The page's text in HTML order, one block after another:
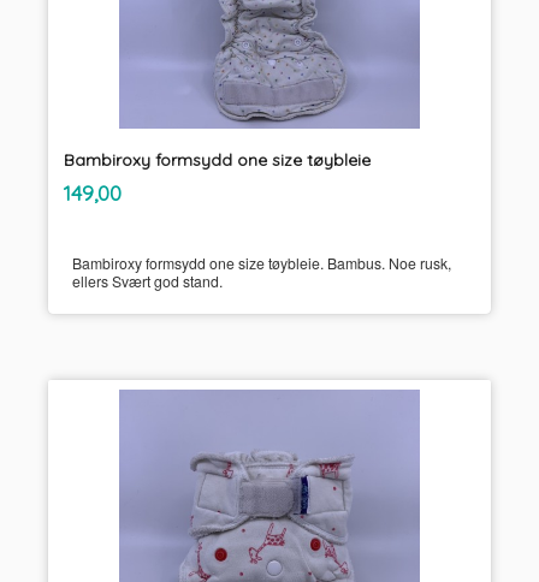
Bambiroxy formsydd one size tøybleie
Pris
149,00mva.
Bambiroxy formsydd one size tøybleie. Bambus. Noe rusk,
ellers Svært god stand.